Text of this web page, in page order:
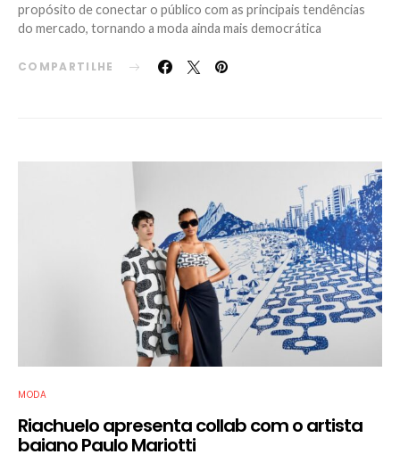
propósito de conectar o público com as principais tendências
do mercado, tornando a moda ainda mais democrática
COMPARTILHE
MODA
Riachuelo apresenta collab com o artista
baiano Paulo Mariotti